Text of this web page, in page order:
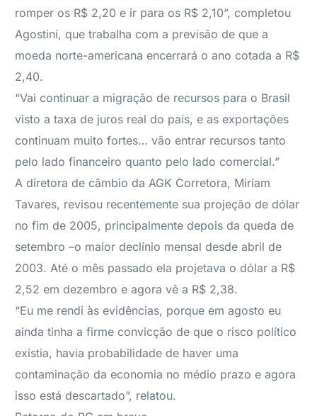
romper os R$ 2,20 e ir para os R$ 2,10”, completou
Agostini, que trabalha com a previsão de que a
moeda norte-americana encerrará o ano cotada a R$
2,40.
“Vai continuar a migração de recursos para o Brasil
visto a taxa de juros real do país, e as exportações
continuam muito fortes… vão entrar recursos tanto
pelo lado financeiro quanto pelo lado comercial.”
A diretora de câmbio da AGK Corretora, Miriam
Tavares, revisou recentemente sua projeção de dólar
no fim de 2005, principalmente depois da queda de
setembro –o maior declínio mensal desde abril de
2003. Até o mês passado ela projetava o dólar a R$
2,52 em dezembro e agora vê a R$ 2,38.
“Eu me rendi às evidências, porque em agosto eu
ainda tinha a firme convicção de que o risco político
existia, havia probabilidade de haver uma
contaminação da economia no médio prazo e agora
isso está descartado”, relatou.